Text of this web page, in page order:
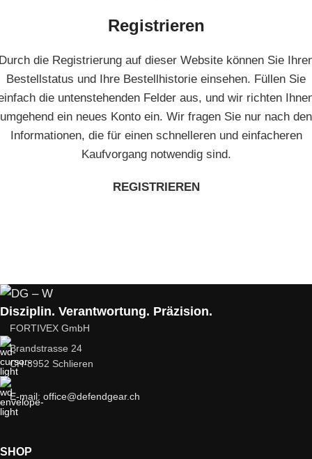
Registrieren
die Registrierung auf dieser Website können Sie
Bestellstatus und Ihre Bestellhistorie einsehen. Füllen Sie
die untenstehenden Felder aus, und wir richten
umgehend ein neues Konto ein. Wir fragen Sie nur nach den
Informationen, die für einen schnelleren und einfacheren
Kaufvorgang notwendig sind.
REGISTRIEREN
Disziplin. Verantwortung. Präzision.
FORTIVEX GmbH
Brandstrasse 24
CH-8952 Schlieren
E-mail: office@defendgear.ch
SHOP